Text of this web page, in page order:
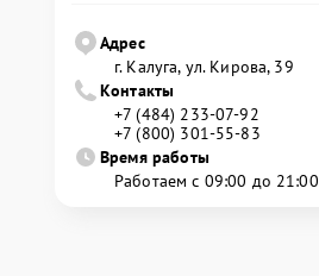
Адрес
г. Калуга, ул. Кирова, 39
Контакты
+7 (484) 233-07-92
+7 (800) 301-55-83
Время работы
Работаем с 09:00 до 21:00